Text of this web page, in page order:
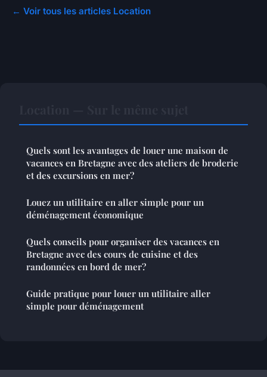
← Voir tous les articles Location
Quels sont les avantages de louer une maison de
vacances en Bretagne avec des ateliers de broderie
et des excursions en mer?
Louez un utilitaire en aller simple pour un
déménagement économique
Quels conseils pour organiser des vacances en
Bretagne avec des cours de cuisine et des
randonnées en bord de mer?
Guide pratique pour louer un utilitaire aller
simple pour déménagement